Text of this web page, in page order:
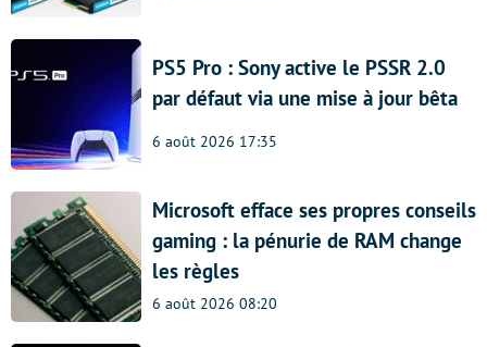
PS5 Pro : Sony active le PSSR 2.0
par défaut via une mise à jour bêta
6 août 2026 17:35
Microsoft efface ses propres conseils
gaming : la pénurie de RAM change
les règles
6 août 2026 08:20